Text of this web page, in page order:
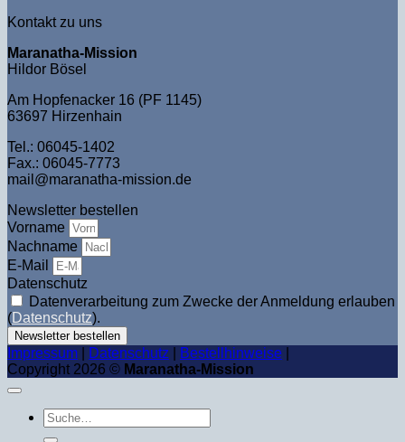
Kontakt zu uns
Maranatha-Mission
Hildor Bösel
Am Hopfenacker 16 (PF 1145)
63697 Hirzenhain
Tel.: 06045-1402
Fax.: 06045-7773
mail@maranatha-mission.de
Newsletter bestellen
Vorname
Nachname
E-Mail
Datenschutz
Datenverarbeitung zum Zwecke der Anmeldung erlauben
(Datenschutz).
Newsletter bestellen
Impressum Datenschutz Bestellhinweise
Copyright 2026 © Maranatha-Mission
Suche
nach: